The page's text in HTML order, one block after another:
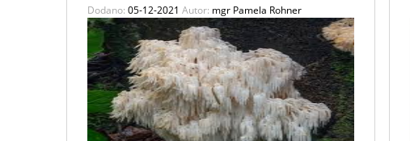
Dodano: 05-12-2021 Autor: mgr Pamela Rohner